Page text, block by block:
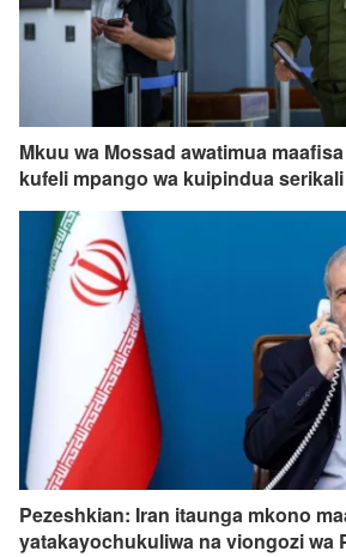
Mkuu wa Mossad awatimua
kufeli mpango wa kuipindua
Pezeshkian: Iran itaunga mkono
yatakayochukuliwa na viongozi wa